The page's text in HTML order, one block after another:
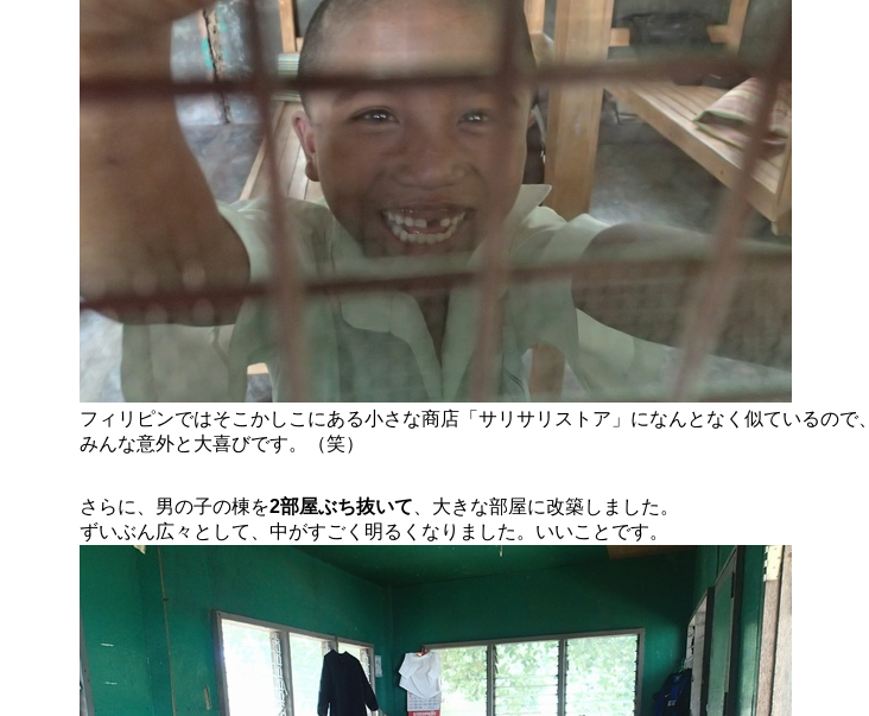
フィリピンではそこかしこにある小さな商店「サリサリストア」になんとなく似ているので、
みんな意外と大喜びです。（笑）
さらに、男の子の棟を2部屋ぶち抜いて 、大きな部屋に改築しました。
ずいぶん広々として、中がすごく明るくなりました。いいことです。